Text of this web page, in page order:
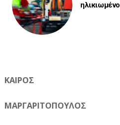
ηλικιωμένο
ΚΑΙΡΟΣ
ΜΑΡΓΑΡΙΤΟΠΟΥΛΟΣ